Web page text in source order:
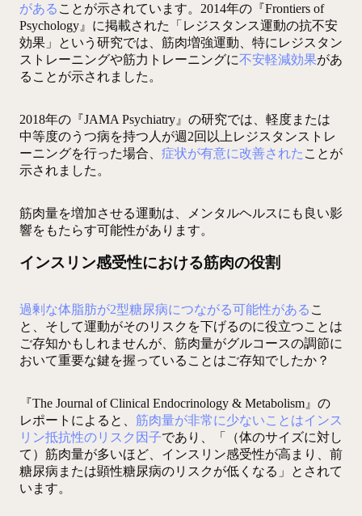
がある ことが示されています。2014年の『Frontiers of
Psychology』に掲載された「レジスタンス運動の抗不安
効果」という研究では、筋肉増強運動、特にレジスタン
ストレーニングや筋力トレーニングに不安軽減効果があ
ることが示されました。
2018年の『JAMA Psychiatry』の研究では、軽度または
中等度のうつ病を持つ人が週2回以上レジスタンストレ
ーニングを行った場合、 症状が有意に改善された ことが
示されました。
筋肉量を増加させる運動は、メンタルヘルスにも良い影
響をもたらす可能性があります。
インスリン感受性における筋肉の役割
過剰な体脂肪が2型糖尿病につながる可能性がある こ
と、そして運動がそのリスクを下げるのに役立つことは
ご存知かもしれませんが、筋肉量がグルコースの調節に
おいて重要な鍵を握っていることはご存知でしたか？
『The Journal of Clinical Endocrinology & Metabolism』の
レポートによると、 筋肉量が非常に少ないことはインス
リン抵抗性のリスク因子であり、「（体のサイズに対し
て）筋肉量が多いほど、インスリン感受性が高まり、前
糖尿病または顕性糖尿病のリスクが低くなる」とされて
います。